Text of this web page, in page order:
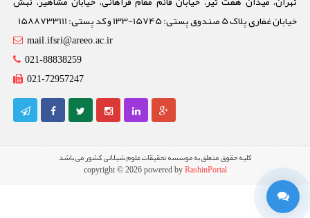
خیابان غفاری پلاک 5 صندوق پستی: 15745-133 و کد پستی: 1588733111
mail.ifsri@areeo.ac.ir
021-88838259
021-72957247
کلیه حقوق متعلق به موسسه تحقیقات علوم شیلاتی کشور می باشد
copyright © 2026 powered by RashinPortal